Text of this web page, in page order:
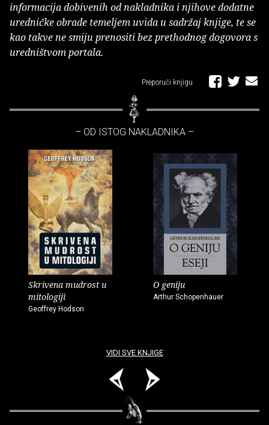
informacija dobivenih od nakladnika i njihove dodatne
uredničke obrade temeljem uvida u sadržaj knjige, te se
kao takve ne smiju prenositi bez prethodnog dogovora s
uredništvom portala.
Preporuči knjigu
– OD ISTOG NAKLADNIKA –
Skrivena mudrost u
mitologiji
Geoffrey Hodson
O geniju
Arthur Schopenhauer
VIDI SVE KNJIGE